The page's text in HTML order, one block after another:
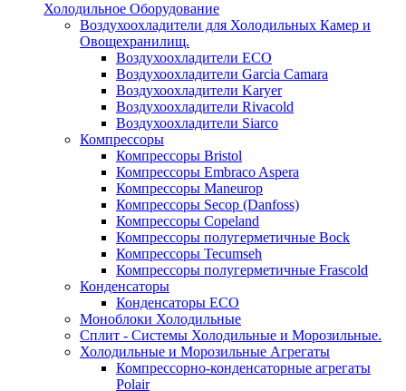
Холодильное Оборудование
Воздухоохладители для Холодильных Камер и
Овощехранилищ.
Воздухоохладители ECO
Воздухоохладители Garcia Camara
Воздухоохладители Karyer
Воздухоохладители Rivacold
Воздухоохладители Siarco
Компрессоры
Компрессоры Bristol
Компрессоры Embraco Aspera
Компрессоры Maneurop
Компрессоры Secop (Danfoss)
Компрессоры Copeland
Компрессоры полугерметичные Bock
Компрессоры Tecumseh
Компрессоры полугерметичные Frascold
Конденсаторы
Конденсаторы ECO
Моноблоки Холодильные
Сплит - Системы Холодильные и Морозильные.
Холодильные и Морозильные Агрегаты
Компрессорно-конденсаторные агрегаты
Polair